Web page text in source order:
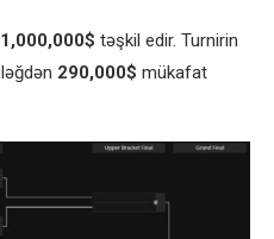
1,000,000$ təşkil edir. Turnirin
290,000$ mükafat